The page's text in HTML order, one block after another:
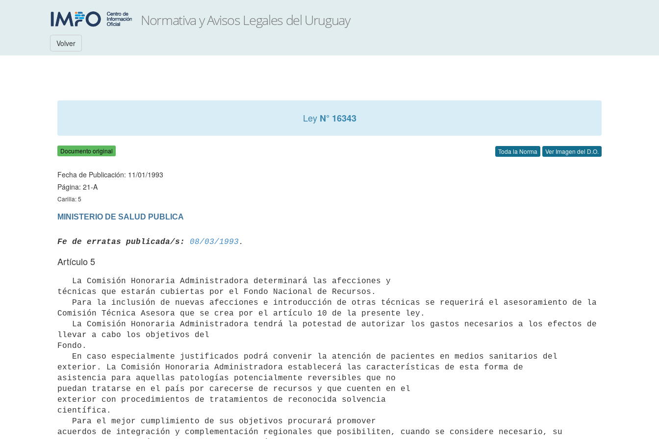
Volver
Ley N° 16343
Documento original Toda la Norma Ver Imagen del D.O.
Fecha de Publicación: 11/01/1993
Página: 21-A
Carilla: 5
MINISTERIO DE SALUD PUBLICA
Fe de erratas publicada/s: 08/03/1993
Artículo 5
técnicas que estarán cubiertas por el Fondo Nacional de Recursos.
Comisión Técnica Asesora que se crea por el artículo 10 de la presente ley.
llevar a cabo los objetivos del
Fondo.
exterior. La Comisión Honoraria Administradora establecerá las características de esta forma de
asistencia para aquellas patologías potencialmente reversibles que no
puedan tratarse en el país por carecerse de recursos y que cuenten en el
exterior con procedimientos de tratamientos de reconocida solvencia
científica.
acuerdos de integración y complementación regionales que posibiliten, cuando se considere necesario, su